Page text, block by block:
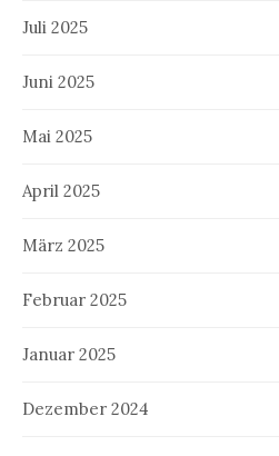
Juli 2025
Juni 2025
Mai 2025
April 2025
März 2025
Februar 2025
Januar 2025
Dezember 2024